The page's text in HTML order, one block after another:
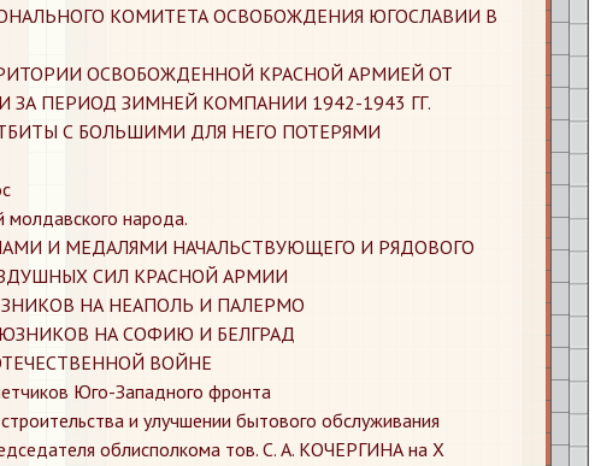
КОМИТЕТА ОСВОБОЖДЕНИЯ ЮГОСЛАВИИ В
ОСВОБОЖДЕННОЙ КРАСНОЙ АРМИЕЙ ОТ
ПЕРИОД ЗИМНЕЙ КОМПАНИИ 1942-1943 ГГ.
С БОЛЬШИМИ ДЛЯ НЕГО ПОТЕРЯМИ
молдавского народа.
И МЕДАЛЯМИ НАЧАЛЬСТВУЮЩЕГО И РЯДОВОГО
СИЛ КРАСНОЙ АРМИИ
НА НЕАПОЛЬ И ПАЛЕРМО
НА СОФИЮ И БЕЛГРАД
ВОЙНЕ
Юго-Западного фронта
и улучшении бытового обслуживания
облисполкома тов. С. А. КОЧЕРГИНА на X